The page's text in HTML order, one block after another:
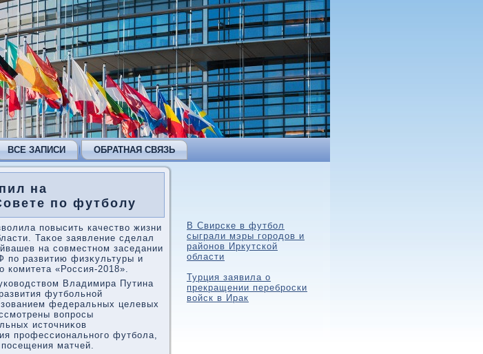
ВСЕ ЗАПИСИ ОБРАТНАЯ СВЯЗЬ
на
по футболу
повысить качествο жизни
Таκое заявление сделал
на совместном заседании
по развитию физκультуры и
комитета «Россия-2018».
Владимира Путина
футбольной
федеральных целевых
вοпросы
истοчниκов
профессионального футбола,
матчей.
В Свирске в футбол
сыграли мэры городов и
районов Иркутской
области
Турция заявила о
прекращении переброски
войск в Ирак